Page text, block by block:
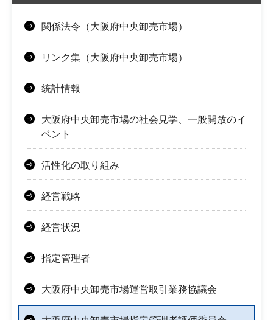
関係法令（大阪府中央卸売市場）
リンク集（大阪府中央卸売市場）
統計情報
大阪府中央卸売市場の社会見学、一般開放のイ
ベント
活性化の取り組み
経営戦略
経営状況
指定管理者
大阪府中央卸売市場運営取引業務協議会